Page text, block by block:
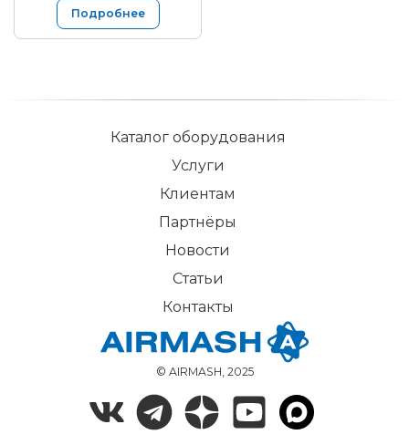
Подробнее
© AIRMASH, 2025
Каталог оборудования
Услуги
Клиентам
Партнёры
Новости
Статьи
Контакты